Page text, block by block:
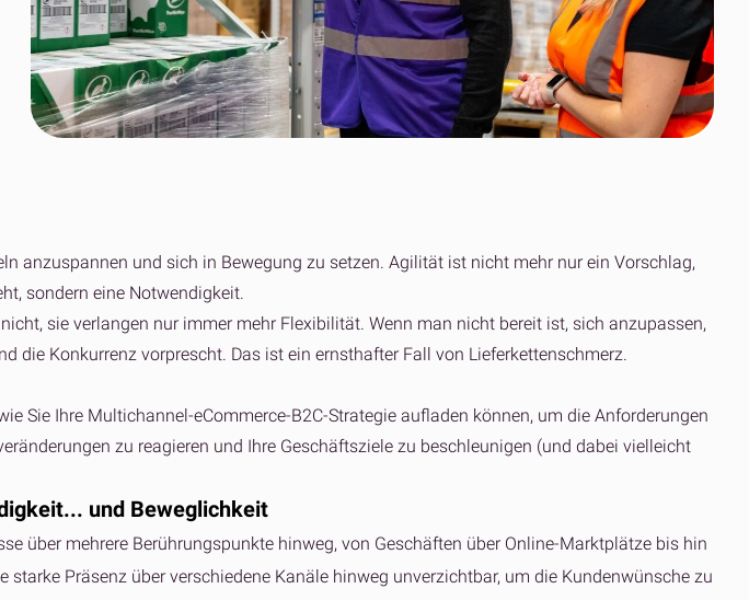
globalem Fulfilment
Mehr erfahren
Alle Ressourcen anzeigen
schnell skalieren
konnte
Mehr erfahren
Alle Ressourcen anzeigen
der Schweizer
Parfümmarke
Gisada
Mehr lesen
anzuspannen und sich in Bewegung zu setzen. Agilität ist nicht mehr nur ein Vorschlag,
sondern eine Notwendigkeit.
sie verlangen nur immer mehr Flexibilität. Wenn man nicht bereit ist, sich anzupassen,
die Konkurrenz vorprescht. Das ist ein ernsthafter Fall von Lieferkettenschmerz.
Sie Ihre Multichannel-eCommerce-B2C-Strategie aufladen können, um die Anforderungen
zu reagieren und Ihre Geschäftsziele zu beschleunigen (und dabei vielleicht
und Beweglichkeit
über mehrere Berührungspunkte hinweg, von Geschäften über Online-Marktplätze bis hin
Präsenz über verschiedene Kanäle hinweg unverzichtbar, um die Kundenwünsche zu